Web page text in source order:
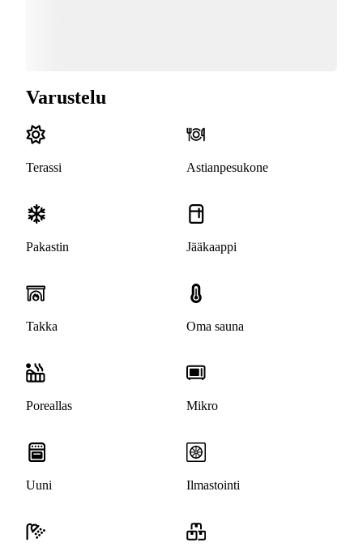
Varustelu
Terassi Astianpesukone
Pakastin Jääkaappi
Takka Oma sauna
Poreallas Mikro
Uuni Ilmastointi